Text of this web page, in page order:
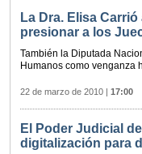
La Dra. Elisa
presionar a los
También la Diputada
Humanos como venganza
22 de marzo de 2010 17:00
El Poder Judicial
digitalización para